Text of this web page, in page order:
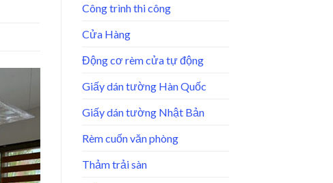
Công trình thi công
Cửa Hàng
Động cơ rèm cửa tự động
Giấy dán tường Hàn Quốc
Giấy dán tường Nhật Bản
Rèm cuốn văn phòng
Thảm trải sàn